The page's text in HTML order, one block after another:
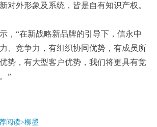
对外形象及系统，皆是自有知识产权。
，“在新战略新品牌的引导下，信永中
、竞争力，有组织协同优势，有成员所
势，有大型客户优势，我们将更具有竞
”
阅读>柳墨